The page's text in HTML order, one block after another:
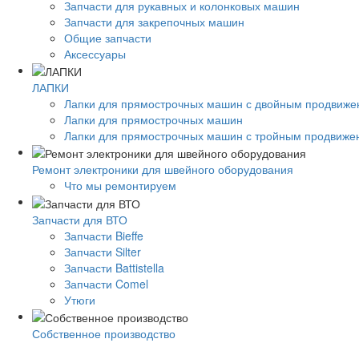
Запчасти для рукавных и колонковых машин
Запчасти для закрепочных машин
Общие запчасти
Аксессуары
ЛАПКИ
Лапки для прямострочных машин с двойным
Лапки для прямострочных машин
Лапки для прямострочных машин с тройным
Ремонт электроники для швейного оборудования
Что мы ремонтируем
Запчасти для ВТО
Запчасти Bieffe
Запчасти Silter
Запчасти Battistella
Запчасти Comel
Утюги
Собственное производство